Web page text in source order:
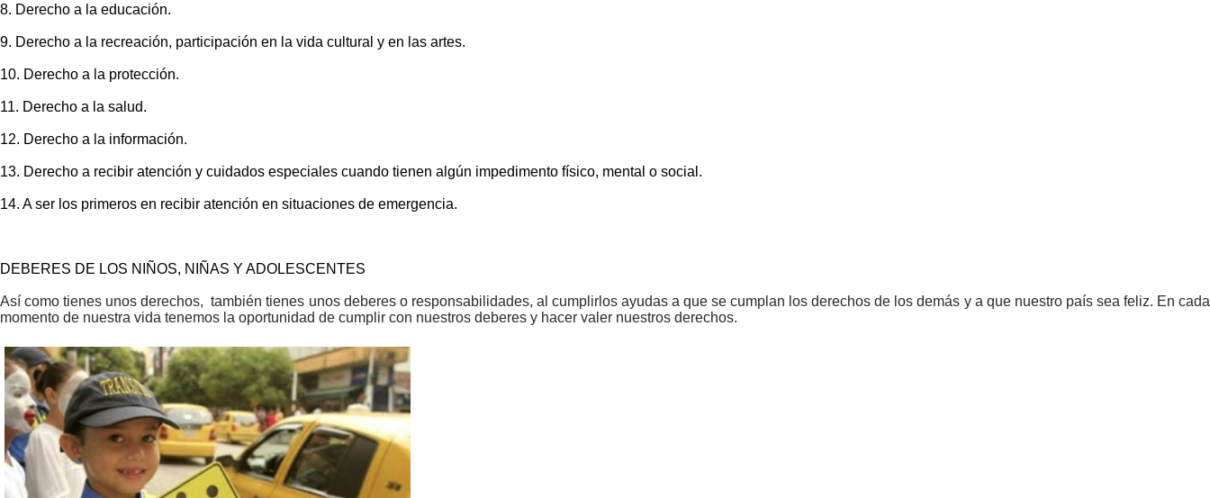
8. Derecho a la educación.
9. Derecho a la recreación, participación en la vida cultural y en las artes.
10. Derecho a la protección.
11. Derecho a la salud.
12. Derecho a la información.
13. Derecho a recibir atención y cuidados especiales cuando tienen algún impedimento físico, mental o social.
14. A ser los primeros en recibir atención en situaciones de emergencia.
DEBERES DE LOS NIÑOS, NIÑAS Y ADOLESCENTES
Así como tienes unos derechos, también tienes unos deberes o responsabilidades, al cumplirlos ayudas a que se cumplan los derechos de los demás y a que nuestro país sea feliz. En cada
momento de nuestra vida tenemos la oportunidad de cumplir con nuestros deberes y hacer valer nuestros derechos.